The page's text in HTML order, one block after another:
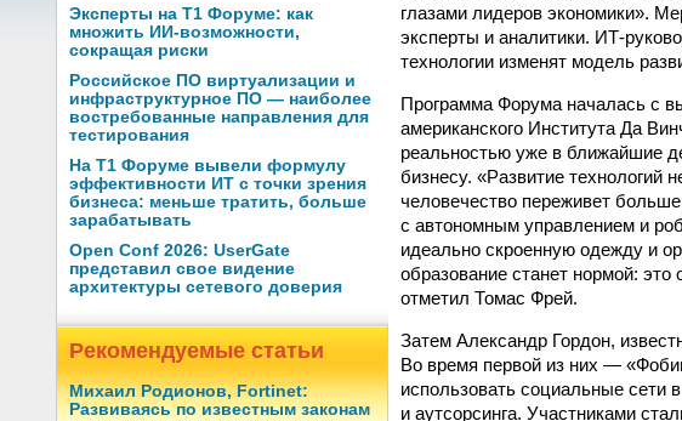
Эксперты на Т1 Форуме: как
множить ИИ-возможности,
сокращая риски
Российское ПО виртуализации и
инфраструктурное ПО — наиболее
востребованные направления для
тестирования
На Т1 Форуме вывели формулу
эффективности ИТ с точки зрения
бизнеса: меньше тратить, больше
зарабатывать
Open Conf 2026: UserGate
представил свое видение
архитектуры сетевого доверия
Рекомендуемые статьи
Михаил Родионов, Fortinet:
Развиваясь по известным законам
глазами лидеров экономики».
эксперты и аналитики. ИТ-
технологии изменят модель
Программа Форума началась с
американского Института Да
реальностью уже в ближайшие
бизнесу. «Развитие
человечество переживет
с автономным управлением и
идеально скроенную одежду и
образование станет нормой:
отметил Томас Фрей.
Затем Александр Гордон,
Во время первой из них —
использовать социальные сети
и аутсорсинга. Участниками